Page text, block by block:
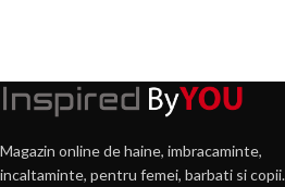
Magazin online de haine, imbracaminte,
incaltaminte, pentru femei, barbati si copii.